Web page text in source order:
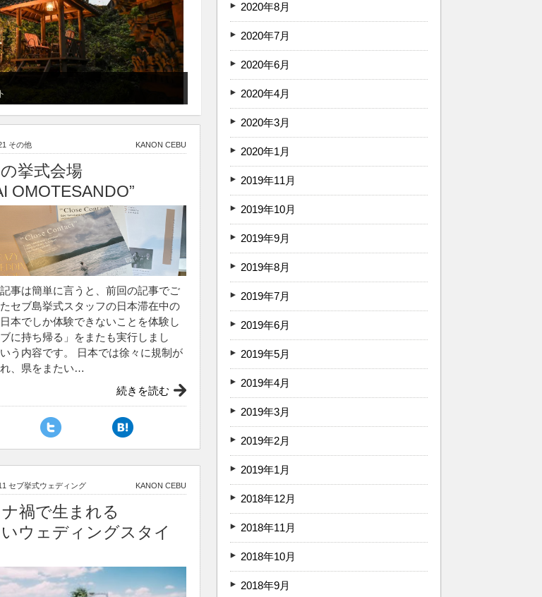
その他 KANON CEBU
挙式会場
OMOTESANDO”
事は簡単に言うと、前回の記事でご
セブ島挙式スタッフの日本滞在中の
本でしか体験できないことを体験し
に持ち帰る」をまたも実行しまし
う内容です。 日本では徐々に規制が
、県をまたい…
続きを読む
セブ挙式ウェディング KANON CEBU
禍で生まれる
ウェディングスタイ
2020年8月
2020年7月
2020年6月
2020年4月
2020年3月
2020年1月
2019年11月
2019年10月
2019年9月
2019年8月
2019年7月
2019年6月
2019年5月
2019年4月
2019年3月
2019年2月
2019年1月
2018年12月
2018年11月
2018年10月
2018年9月